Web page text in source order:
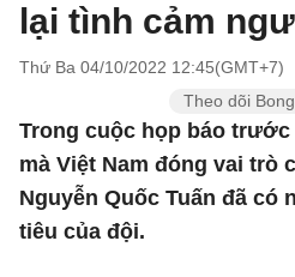
lại tình cảm
Thứ Ba 04/10/2022 12:45(GMT+7)
Theo dõi
Trong cuộc họp báo trước
mà Việt Nam đóng vai trò
Nguyễn Quốc Tuấn đã có
tiêu của đội.